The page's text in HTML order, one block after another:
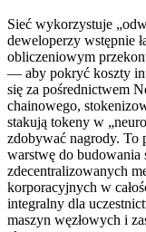
Sieć wykorzystuje
deweloperzy wstępnie
obliczeniowym
— aby pokryć koszty
się za pośrednictwem
chainowego,
stakują tokeny w
zdobywać nagrody. To
warstwę do
zdecentralizowanych
korporacyjnych w
integralny dla
maszyn węzłowych i